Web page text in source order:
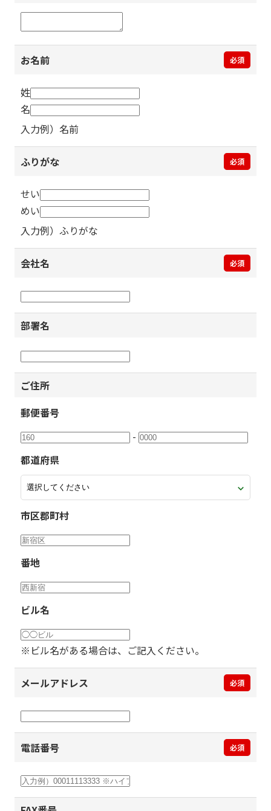
お名前 必須
姓
名
入力例）名前
ふりがな 必須
せい
めい
入力例）ふりがな
会社名 必須
部署名
ご住所
郵便番号
-
都道府県
市区郡町村
番地
ビル名
※ビル名がある場合は、ご記入ください。
メールアドレス 必須
電話番号 必須